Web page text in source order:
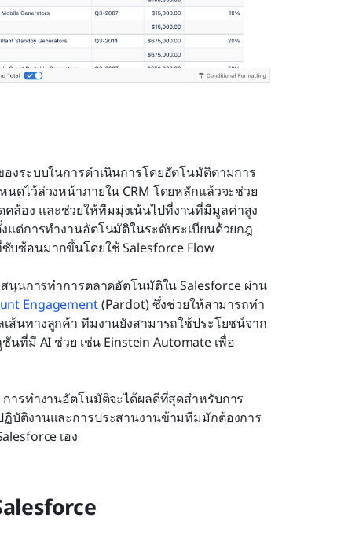
งระบบในการดำเนินการโดยอัตโนมัติตามการ
ดไว้ล่วงหน้าภายใน CRM โดยหลักแล้วจะช่วย
ล้อง และช่วยให้ทีมมุ่งเน้นไปที่งานที่มีมูลค่าสูง
ต่การทำงานอัตโนมัติในระดับระเบียนด้วยกฎ
บซ้อนมากขึ้นโดยใช้ Salesforce Flow
นุนการทำการตลาดอัตโนมัติใน Salesforce ผ่าน
Engagement (Pardot) ซึ่งช่วยให้สามารถทำ
นทางลูกค้า ทีมงานยังสามารถใช้ประโยชน์จาก
ที่มี AI ช่วย เช่น Einstein Automate เพื่อ
การทำงานอัตโนมัติจะได้ผลดีที่สุดสำหรับการ
บัติงานและการประสานงานข้ามทีมมักต้องการ
เอง